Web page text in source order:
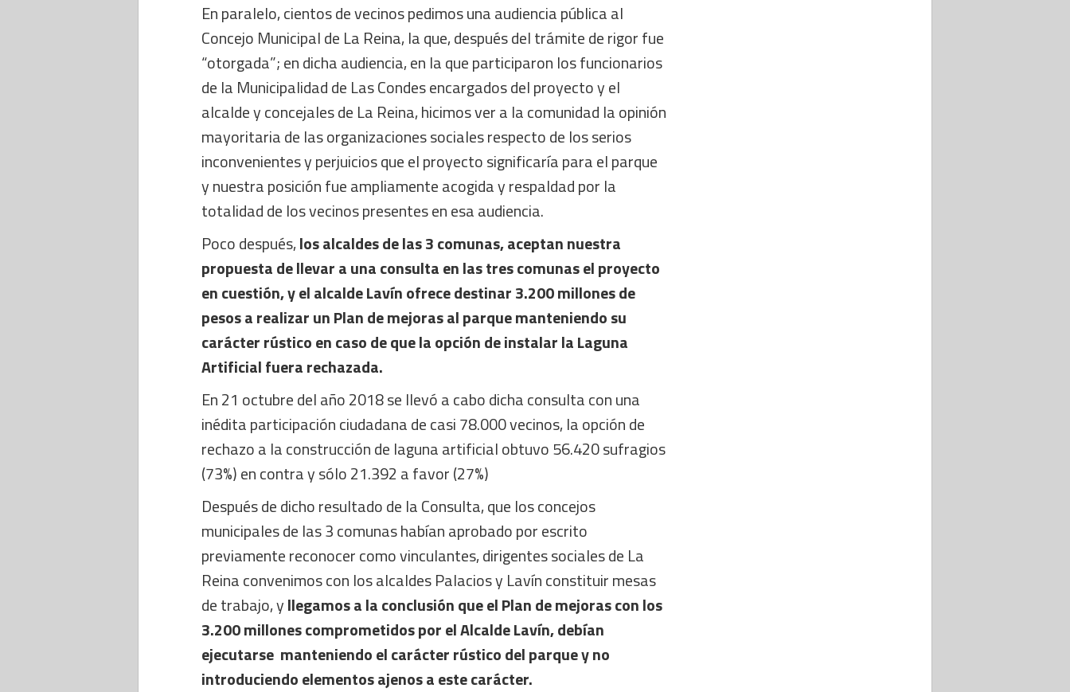
En paralelo, cientos de vecinos pedimos una audiencia pública al
Concejo Municipal de La Reina, la que, después del trámite de rigor fue
“otorgada”; en dicha audiencia, en la que participaron los funcionarios
de la Municipalidad de Las Condes encargados del proyecto y el
alcalde y concejales de La Reina, hicimos ver a la comunidad la opinión
mayoritaria de las organizaciones sociales respecto de los serios
inconvenientes y perjuicios que el proyecto significaría para el parque
y nuestra posición fue ampliamente acogida y respaldad por la
totalidad de los vecinos presentes en esa audiencia.
Poco después,los alcaldes de las 3 comunas, aceptan nuestra
propuesta de llevar a una consulta en las tres comunas el proyecto
en cuestión, y el alcalde Lavín ofrece destinar 3.200 millones de
pesos a realizar un Plan de mejoras al parque manteniendo su
carácter rústico en caso de que la opción de instalar la Laguna
Artificial fuera rechazada.
En 21 octubre del año 2018 se llevó a cabo dicha consulta con una
inédita participación ciudadana de casi 78.000 vecinos, la opción de
rechazo a la construcción de laguna artificial obtuvo 56.420 sufragios
(73%) en contra y sólo 21.392 a favor (27%)
Después de dicho resultado de la Consulta, que los concejos
municipales de las 3 comunas habían aprobado por escrito
previamente reconocer como vinculantes, dirigentes sociales de La
Reina convenimos con los alcaldes Palacios y Lavín constituir mesas
de trabajo, yllegamos a la conclusión que el Plan de mejoras con los
3.200 millones comprometidos por el Alcalde Lavín, debían
ejecutarse manteniendo el carácter rústico del parque y no
introduciendo elementos ajenos a este carácter.